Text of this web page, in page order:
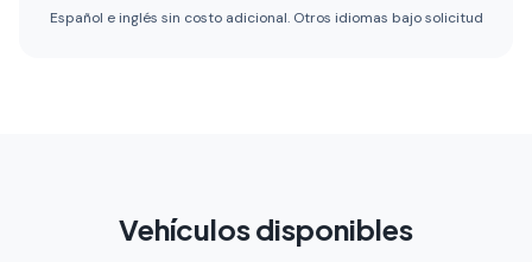
Español e inglés sin costo adicional. Otros idiomas bajo solicitud
Vehículos disponibles